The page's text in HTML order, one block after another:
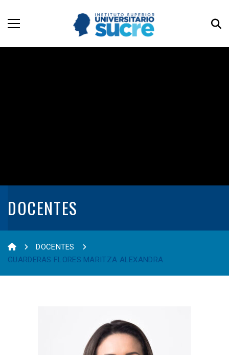
DOCENTES
DOCENTES
GUARDERAS FLORES MARITZA ALEXANDRA